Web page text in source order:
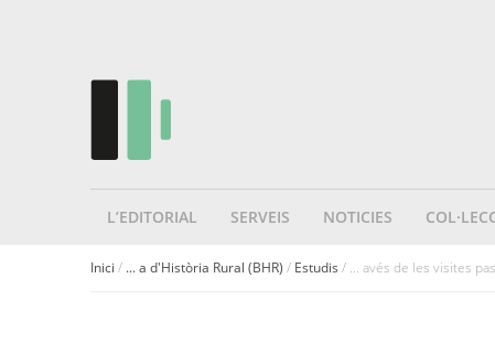
L’EDITORIAL SERVEIS NOTICIES
Inici / ... a d'Història Rural (BHR) / Estudis / ... avés de les visites